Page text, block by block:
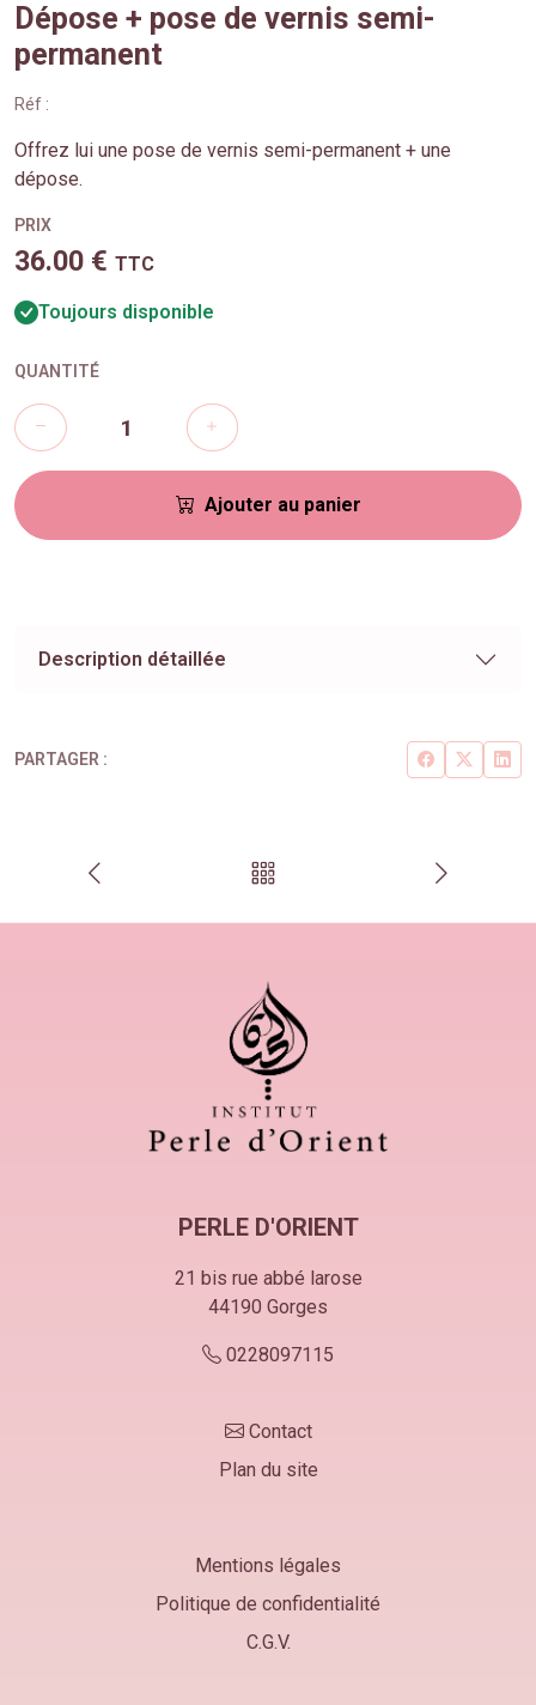
Dépose + pose de vernis semi-
permanent
Réf :
Offrez lui une pose de vernis semi-permanent + une
dépose.
PRIX
36.00 € TTC
Toujours disponible
QUANTITÉ
Ajouter au panier
Description détaillée
PARTAGER :
PERLE D'ORIENT
21 bis rue abbé larose
44190 Gorges
0228097115
Contact
Plan du site
Mentions légales
Politique de confidentialité
C.G.V.